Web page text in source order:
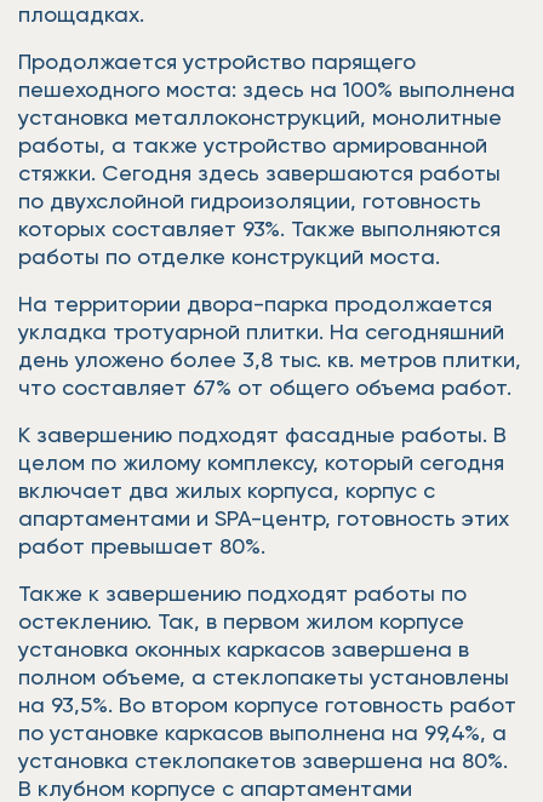
площадках.
Продолжается устройство парящего
пешеходного моста: здесь на 100% выполнена
установка металлоконструкций, монолитные
работы, а также устройство армированной
стяжки. Сегодня здесь завершаются работы
по двухслойной гидроизоляции, готовность
которых составляет 93%. Также выполняются
работы по отделке конструкций моста.
На территории двора-парка продолжается
укладка тротуарной плитки. На сегодняшний
день уложено более 3,8 тыс. кв. метров плитки,
что составляет 67% от общего объема работ.
К завершению подходят фасадные работы. В
целом по жилому комплексу, который сегодня
включает два жилых корпуса, корпус с
апартаментами и SPA-центр, готовность этих
работ превышает 80%.
Также к завершению подходят работы по
остеклению. Так, в первом жилом корпусе
установка оконных каркасов завершена в
полном объеме, а стеклопакеты установлены
на 93,5%. Во втором корпусе готовность работ
по установке каркасов выполнена на 99,4%, а
установка стеклопакетов завершена на 80%.
В клубном корпусе с апартаментами